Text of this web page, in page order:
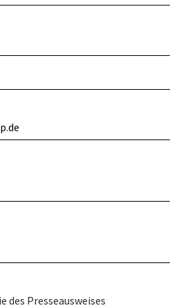
des Presseausweises